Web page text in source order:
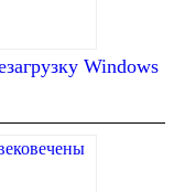
Windows